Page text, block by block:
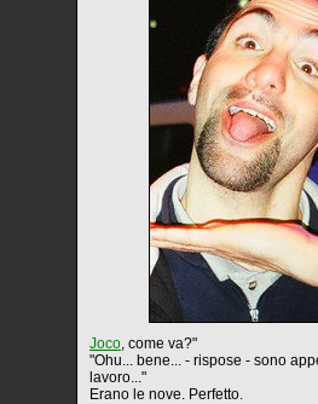
Joco, come va?"
"Ohu... bene... - rispose - sono
lavoro..."
Erano le nove. Perfetto.